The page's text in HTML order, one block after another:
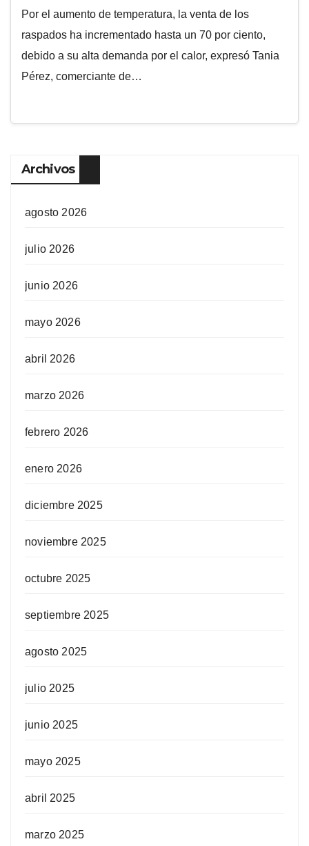
Por el aumento de temperatura, la venta de los
raspados ha incrementado hasta un 70 por ciento,
debido a su alta demanda por el calor, expresó Tania
Pérez, comerciante de…
Archivos
agosto 2026
julio 2026
junio 2026
mayo 2026
abril 2026
marzo 2026
febrero 2026
enero 2026
diciembre 2025
noviembre 2025
octubre 2025
septiembre 2025
agosto 2025
julio 2025
junio 2025
mayo 2025
abril 2025
marzo 2025